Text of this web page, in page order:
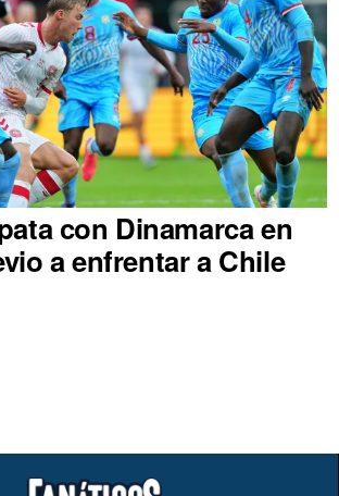
con Dinamarca en
a enfrentar a Chile